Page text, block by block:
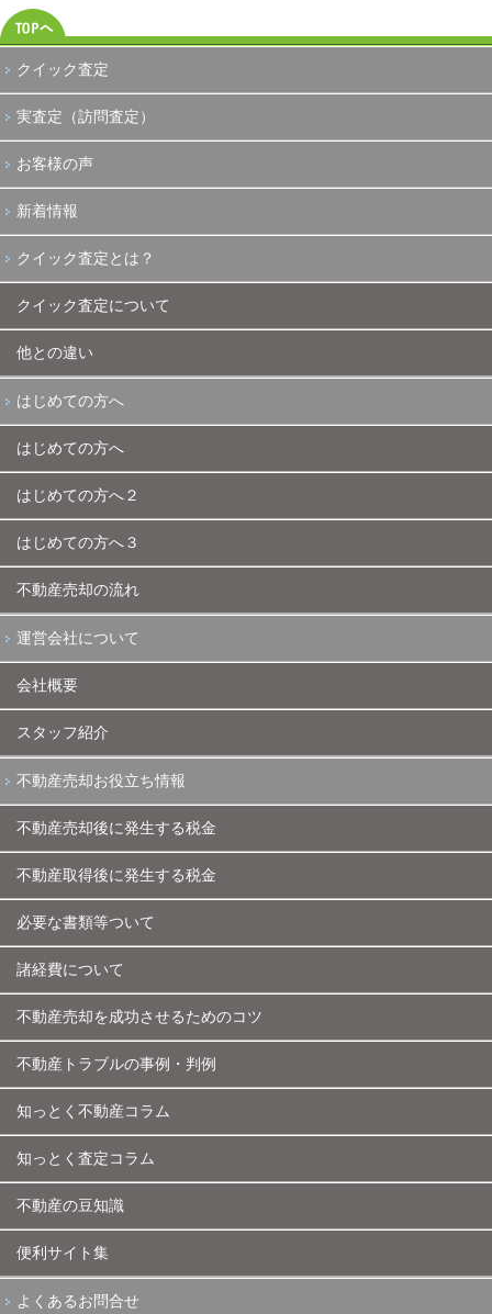
クイック査定
実査定（訪問査定）
お客様の声
新着情報
クイック査定とは？
クイック査定について
他との違い
はじめての方へ
はじめての方へ
はじめての方へ２
はじめての方へ３
不動産売却の流れ
運営会社について
会社概要
スタッフ紹介
不動産売却お役立ち情報
不動産売却後に発生する税金
不動産取得後に発生する税金
必要な書類等ついて
諸経費について
不動産売却を成功させるためのコツ
不動産トラブルの事例・判例
知っとく不動産コラム
知っとく査定コラム
不動産の豆知識
便利サイト集
よくあるお問合せ